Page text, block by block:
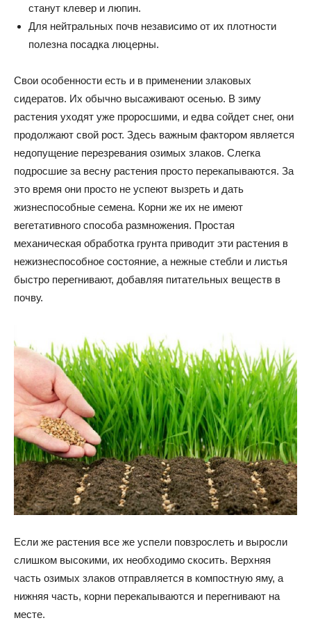
станут клевер и люпин.
Для нейтральных почв независимо от их плотности
полезна посадка люцерны.
Свои особенности есть и в применении злаковых
сидератов. Их обычно высаживают осенью. В зиму
растения уходят уже проросшими, и едва сойдет снег, они
продолжают свой рост. Здесь важным фактором является
недопущение перезревания озимых злаков. Слегка
подросшие за весну растения просто перекапываются. За
это время они просто не успеют вызреть и дать
жизнеспособные семена. Корни же их не имеют
вегетативного способа размножения. Простая
механическая обработка грунта приводит эти растения в
нежизнеспособное состояние, а нежные стебли и листья
быстро перегнивают, добавляя питательных веществ в
почву.
Если же растения все же успели повзрослеть и выросли
слишком высокими, их необходимо скосить. Верхняя
часть озимых злаков отправляется в компостную яму, а
нижняя часть, корни перекапываются и перегнивают на
месте.